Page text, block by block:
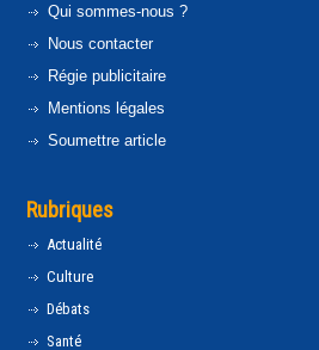
Qui sommes-nous ?
Nous contacter
Régie publicitaire
Mentions légales
Soumettre article
Rubriques
Actualité
Culture
Débats
Santé